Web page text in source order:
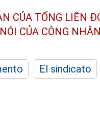
CỦA TỔNG LIÊN
CỦA CÔNG NHÂN
El sindicato